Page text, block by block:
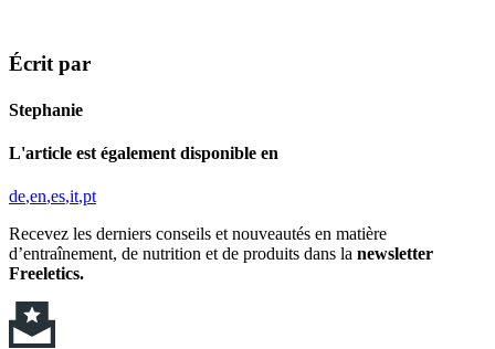
Écrit par
Stephanie
L'article est également disponible en
de en es it pt
Recevez les derniers conseils et nouveautés en matière
d’entraînement, de nutrition et de produits dans la newsletter
Freeletics.